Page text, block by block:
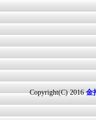
Copyright(C) 2016金